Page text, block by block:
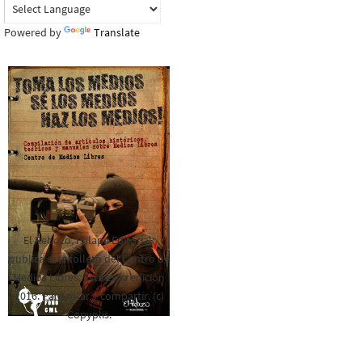
Powered by Translate
El Rebozo, Palapa Editorial,
publica este folleto del Centro de
Medios Libres. Esta es la edición
2016. Para rolar y compartir. (c)
Copyplis.